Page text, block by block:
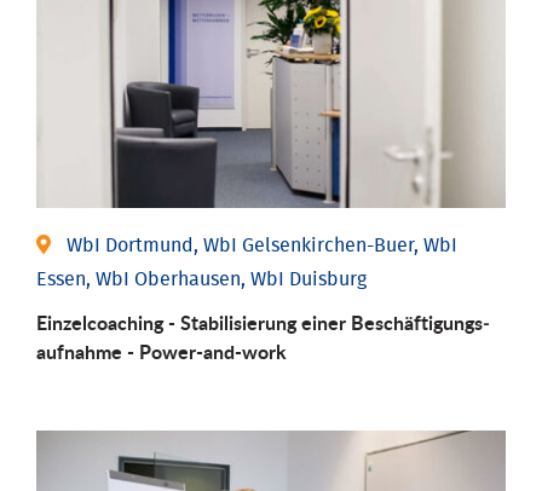
WbI Dortmund, WbI Gelsenkirchen-Buer, WbI
Essen, WbI Oberhausen, WbI Duisburg
Einzel­coaching - Stabili­sierung einer Be­schäftigungs­
aufnahme - Power-and-work